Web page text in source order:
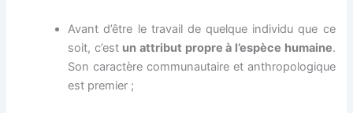
Avant d’être le travail de quelque individu que ce
soit, c’est un attribut propre à l’espèce humaine.
Son caractère communautaire et anthropologique
est premier ;